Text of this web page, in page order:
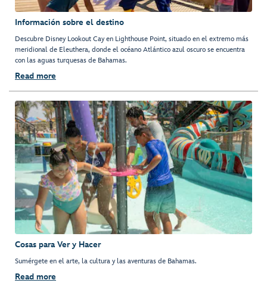
Información sobre el destino
Descubre Disney Lookout Cay en Lighthouse Point, situado en el extremo más
meridional de Eleuthera, donde el océano Atlántico azul oscuro se encuentra
con las aguas turquesas de Bahamas.
Read more
Cosas para Ver y Hacer
Sumérgete en el arte, la cultura y las aventuras de Bahamas.
Read more